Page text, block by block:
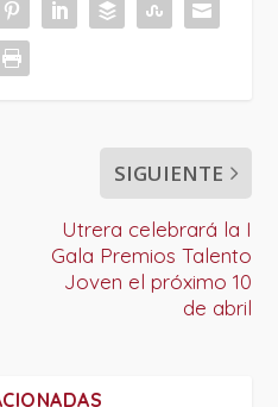
SIGUIENTE
Utrera celebrará la I
Gala Premios Talento
Joven el próximo 10
de abril